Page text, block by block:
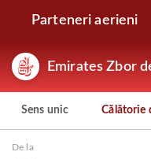
Parteneri aerieni
Emirates Zbor
Sens unic Călătorie
De la